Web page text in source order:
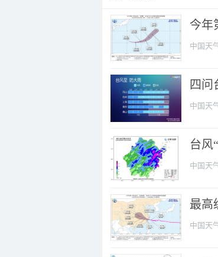
今年
中国天
四问
中国天
台风
中国天
最高
中国天